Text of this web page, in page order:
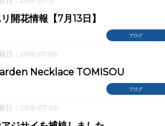
ブログ
開花情報【7月13日】
日：2019.07.09
ブログ
Necklace TOMISOU
日：2019.07.06